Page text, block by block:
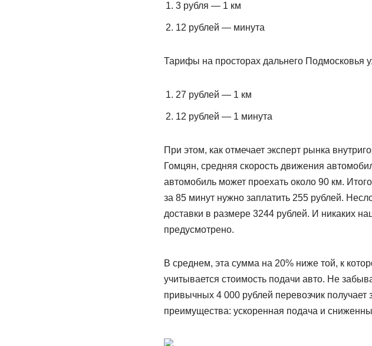
3 рубля — 1 км
12 рублей — минута
Тарифы на просторах дальнего Подмосковья
27 рублей — 1 км
12 рублей — 1 минута
При этом, как отмечает эксперт рынка
Гомцян, средняя скорость движения
автомобиль может проехать около 90 км.
за 85 минут нужно заплатить 255 рублей.
доставки в размере 3244 рублей. И никаких
предусмотрено.
В среднем, эта сумма на 20% ниже той, к
учитывается стоимость подачи авто. Не
привычных 4 000 рублей перевозчик получает
преимущества: ускоренная подача и